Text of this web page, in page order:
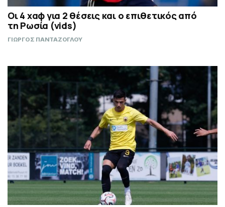
Οι 4 χαφ για 2 θέσεις και ο επιθετικός από
τη Ρωσία (vids)
ΓΙΩΡΓΟΣ ΠΑΝΤΑΖΟΓΛΟΥ